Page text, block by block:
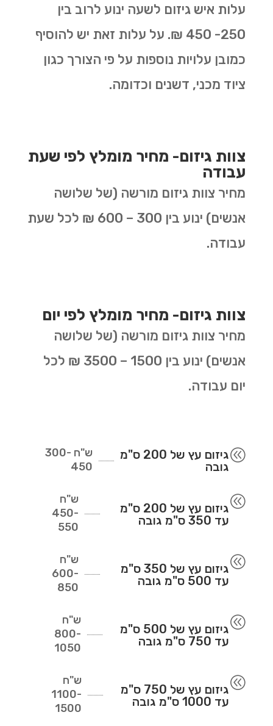
עלות איש גיזום לשעה ינוע לרוב בין
250- 450 ₪. על עלות זאת יש להוסיף
כמובן עלויות נוספות על פי הצורך כגון
ציוד מכני, דשנים וכדומה.
צוות גיזום- מחיר מומלץ לפי שעת
עבודה
מחיר צוות גיזום מורשה (של שלושה
אנשים) ינוע בין 300 – 600 ₪ לכל שעת
עבודה.
צוות גיזום- מחיר מומלץ לפי יום
מחיר צוות גיזום מורשה (של שלושה
אנשים) ינוע בין 1500 – 3500 ₪ לכל
יום עבודה.
@
גיזום עץ של 200 ס"מ
גובה
ש"ח 300-
450
@
גיזום עץ של 200 ס"מ
עד 350 ס"מ גובה
ש"ח
450-
550
@
גיזום עץ של 350 ס"מ
עד 500 ס"מ גובה
ש"ח
600-
850
@
גיזום עץ של 500 ס"מ
עד 750 ס"מ גובה
ש"ח
800-
1050
@
גיזום עץ של 750 ס"מ
עד 1000 ס"מ גובה
ש"ח
1100-
1500